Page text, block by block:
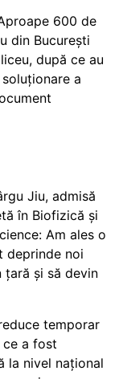
600 de
din București
după ce au
a
Jiu, admisă
în Biofizică și
Am ales o
deprinde noi
țară și să devin
temporar
ce a fost
la nivel național